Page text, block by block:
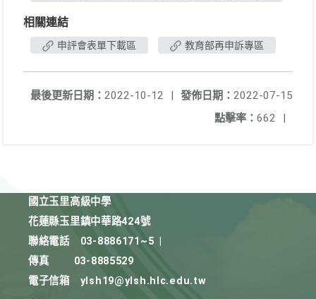
相關連結
申評會表單下載區 教育部再申訴專區
發佈日期： 2022-07-15
最後更新日期： 2022-10-12
|
點擊率： 662 |
國立玉里高級中學
花蓮縣玉里鎮中華路424號
聯絡電話
03-8886171~5
傳真
03-8885529
電子信箱
ylsh19@ylsh.hlc.edu.tw